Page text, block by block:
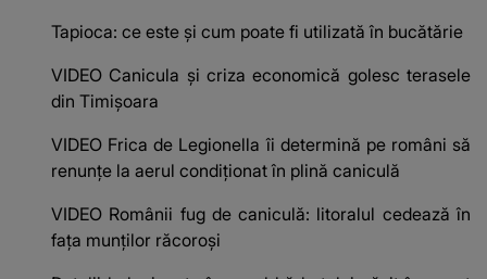
Tapioca: ce este și cum poate fi utilizată în bucătărie
VIDEO Canicula și criza economică golesc terasele
din Timișoara
VIDEO Frica de Legionella îi determină pe români să
renunțe la aerul condiționat în plină caniculă
VIDEO Românii fug de caniculă: litoralul cedează în
fața munților răcoroși